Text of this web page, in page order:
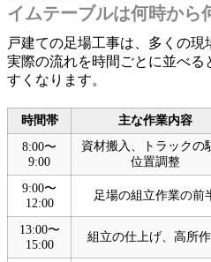
イムテーブルは何時から
戸建ての足場工事は、多くの現
実際の流れを時間ごとに並べ
すくなります。
時間帯 主な作業内容
8:00〜
9:00
資材搬入、トラックの
位置調整
9:00〜
12:00
足場の組立作業の前
13:00〜
15:00
組立の仕上げ、高所